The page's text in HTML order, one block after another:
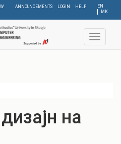
EN
МК
ANNOUNCEMENTS LOGIN HELP
Toggle
на